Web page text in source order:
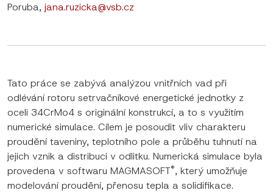
Poruba, jana.ruzicka@vsb.cz
Tato práce se zabývá analýzou vnitřních vad při
odlévání rotoru setrvačníkové energetické jednotky z
oceli 34CrMo4 s originální konstrukcí, a to s využitím
numerické simulace. Cílem je posoudit vliv charakteru
proudění taveniny, teplotního pole a průběhu tuhnutí na
jejich vznik a distribuci v odlitku. Numerická simulace byla
provedena v softwaru MAGMASOFT®, který umožňuje
modelování proudění, přenosu tepla a solidifikace.